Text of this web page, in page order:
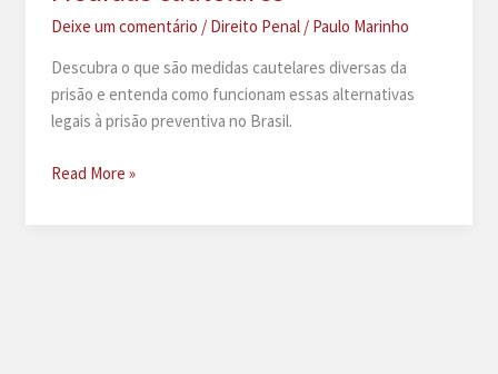
Deixe um comentário / Direito Penal/ Paulo Marinho
Descubra o que são medidas cautelares diversas da
prisão e entenda como funcionam essas alternativas
legais à prisão preventiva no Brasil.
Medidas
Read More »